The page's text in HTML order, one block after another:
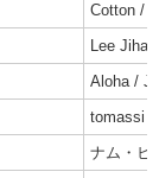
Cotton /
Lee Jiha
Aloha /
tomassi /
ナム・ヒ